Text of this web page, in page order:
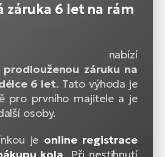
záruka 6 let na rám
záruku na
6 let. Tato výhoda je
pro prvního majitele a je
osoby.
je online registrace
kola. Při nestihnutí